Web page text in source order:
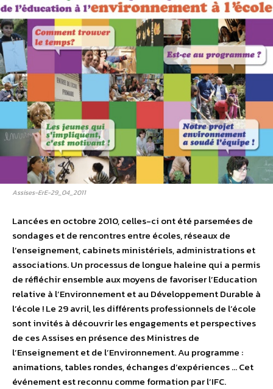
Assises-ErE-29_04_2011
Lancées en octobre 2010, celles-ci ont été parsemées de
sondages et de rencontres entre écoles, réseaux de
l’enseignement, cabinets ministériels, administrations et
associations. Un processus de longue haleine qui a permis
de réfléchir ensemble aux moyens de favoriser l’Education
relative à l’Environnement et au Développement Durable à
l’école ! Le 29 avril, les différents professionnels de l’école
sont invités à découvrir les engagements et perspectives
de ces Assises en présence des Ministres de
l’Enseignement et de l’Environnement. Au programme :
animations, tables rondes, échanges d’expériences … Cet
événement est reconnu comme formation par l’IFC.